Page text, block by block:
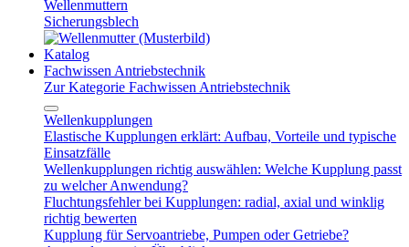
Wellenmuttern
Sicherungsblech
Katalog
Fachwissen Antriebstechnik
Zur Kategorie Fachwissen Antriebstechnik
Wellenkupplungen
Elastische Kupplungen erklärt: Aufbau, Vorteile und typische
Einsatzfälle
Wellenkupplungen richtig auswählen: Welche Kupplung passt
zu welcher Anwendung?
Fluchtungsfehler bei Kupplungen: radial, axial und winklig
richtig bewerten
Kupplung für Servoantriebe, Pumpen oder Getriebe?